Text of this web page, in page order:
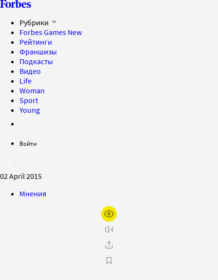
Рубрики
Forbes Games New
Рейтинги
Франшизы
Подкасты
Видео
Life
Woman
Sport
Young
Войти
02 April 2015
Мнения